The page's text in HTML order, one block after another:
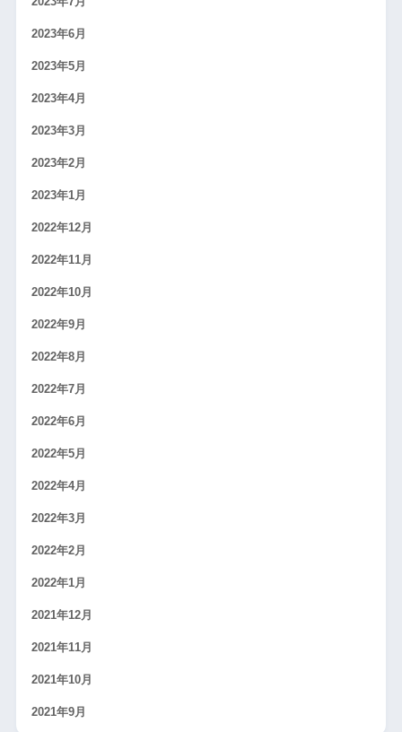
2023年6月
2023年5月
2023年4月
2023年3月
2023年2月
2023年1月
2022年12月
2022年11月
2022年10月
2022年9月
2022年8月
2022年7月
2022年6月
2022年5月
2022年4月
2022年3月
2022年2月
2022年1月
2021年12月
2021年11月
2021年10月
2021年9月